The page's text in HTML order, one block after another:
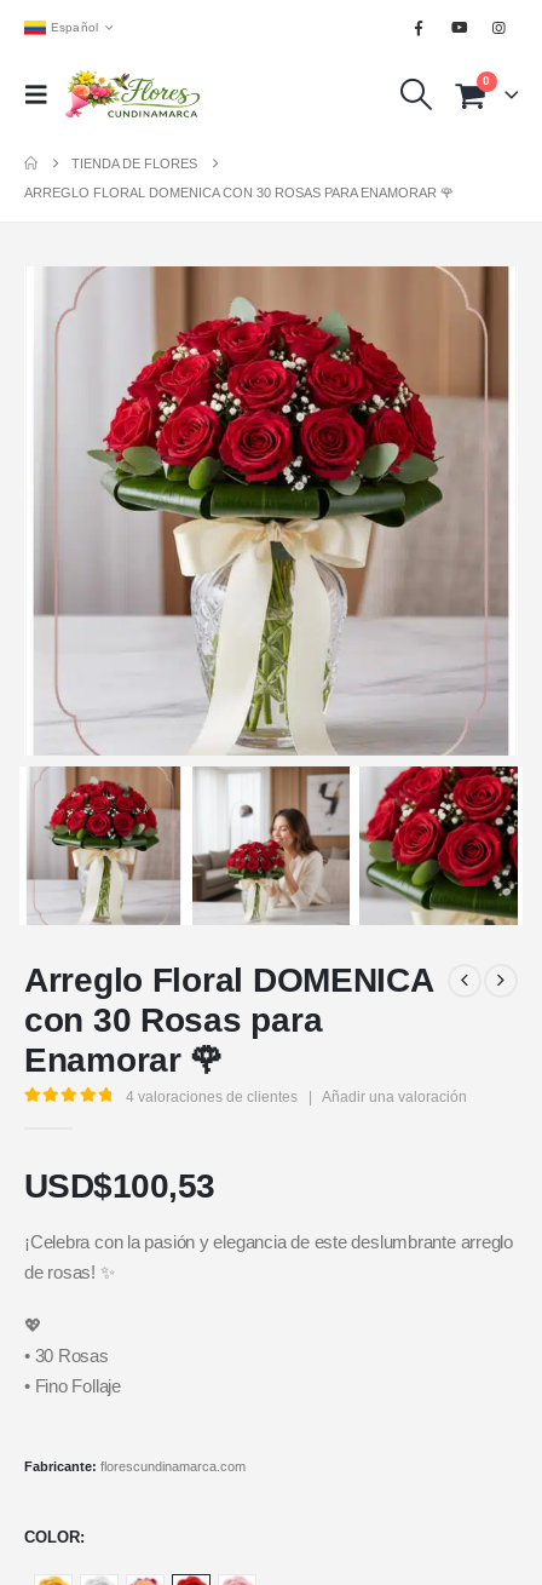
Español
0
TIENDA DE FLORES
ARREGLO FLORAL DOMENICA CON 30 ROSAS PARA ENAMORAR 🌹
Arreglo Floral DOMENICA
con 30 Rosas para
Enamorar 🌹
4 valoraciones de clientes Añadir una valoración
USD$100,53
¡Celebra con la pasión y elegancia de este deslumbrante arreglo
de rosas! ✨
💖
• 30 Rosas
• Fino Follaje
Fabricante: florescundinamarca.com
COLOR